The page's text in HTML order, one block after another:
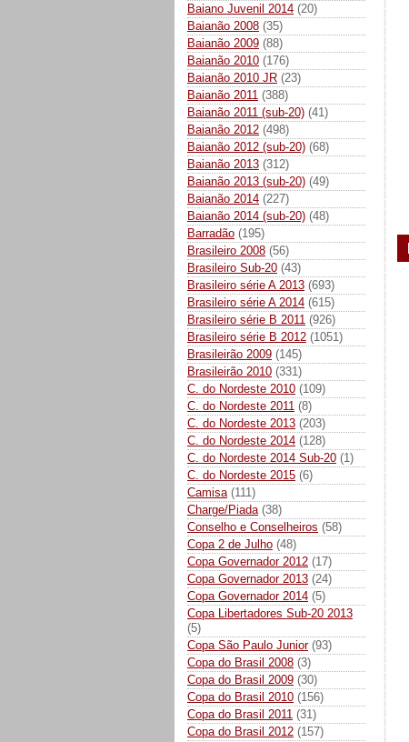
Baiano Juvenil 2014 (20)
Baianão 2008 (35)
Baianão 2009 (88)
Baianão 2010 (176)
Baianão 2010 JR (23)
Baianão 2011 (388)
Baianão 2011 (sub-20) (41)
Baianão 2012 (498)
Baianão 2012 (sub-20) (68)
Baianão 2013 (312)
Baianão 2013 (sub-20) (49)
Baianão 2014 (227)
Baianão 2014 (sub-20) (48)
Barradão (195)
Brasileiro 2008 (56)
Brasileiro Sub-20 (43)
Brasileiro série A 2013 (693)
Brasileiro série A 2014 (615)
Brasileiro série B 2011 (926)
Brasileiro série B 2012 (1051)
Brasileirão 2009 (145)
Brasileirão 2010 (331)
C. do Nordeste 2010 (109)
C. do Nordeste 2011 (8)
C. do Nordeste 2013 (203)
C. do Nordeste 2014 (128)
C. do Nordeste 2014 Sub-20 (1)
C. do Nordeste 2015 (6)
Camisa (111)
Charge/Piada (38)
Conselho e Conselheiros (58)
Copa 2 de Julho (48)
Copa Governador 2012 (17)
Copa Governador 2013 (24)
Copa Governador 2014 (5)
Copa Libertadores Sub-20 2013
(5)
Copa São Paulo Junior (93)
Copa do Brasil 2008 (3)
Copa do Brasil 2009 (30)
Copa do Brasil 2010 (156)
Copa do Brasil 2011 (31)
Copa do Brasil 2012 (157)